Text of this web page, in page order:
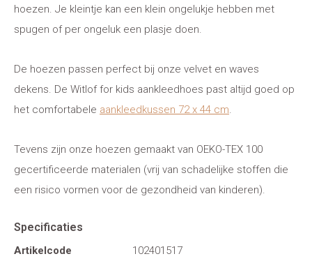
hoezen. Je kleintje kan een klein ongelukje hebben met
spugen of per ongeluk een plasje doen.
De hoezen passen perfect bij onze velvet en waves
dekens. De Witlof for kids aankleedhoes past altijd goed op
het comfortabele aankleedkussen 72 x 44 cm.
Tevens zijn onze hoezen gemaakt van OEKO-TEX 100
gecertificeerde materialen (vrij van schadelijke stoffen die
een risico vormen voor de gezondheid van kinderen).
Specificaties
Artikelcode
102401517